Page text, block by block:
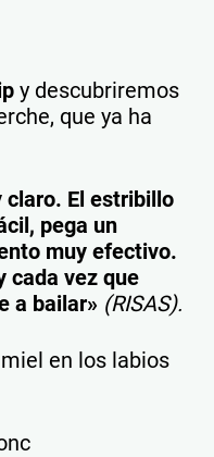
y descubriremos
que ya ha
claro. El estribillo
pega un
muy efectivo.
cada vez que
a bailar» (RISAS).
en los labios